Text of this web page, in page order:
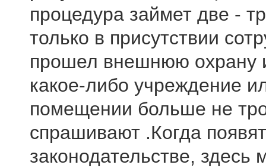
процедура займет две -
только в присутствии
прошел внешнюю охрану
какое-либо учреждение
помещении больше не
спрашивают .Когда
законодательстве, здесь